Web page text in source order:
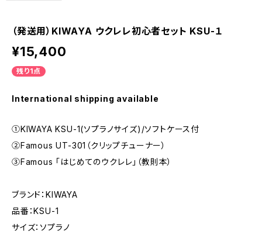
（発送用）KIWAYA ウクレレ初心者セット KSU-１
¥15,400
残り1点
International shipping available
①KIWAYA KSU-1(ソプラノサイズ)/ソフトケース付
②Famous UT-301（クリップチューナー）
③Famous 「はじめてのウクレレ」（教則本）
ブランド：KIWAYA
品番：KSU-1
サイズ：ソプラノ